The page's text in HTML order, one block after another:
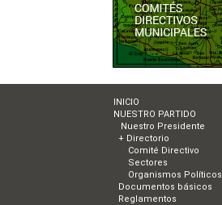
INICIO
NUESTRO PARTIDO
Nuestro Presidente
+ Directorio
Comité Directivo
Sectores
Organismos Políticos
Documentos básicos
Reglamentos